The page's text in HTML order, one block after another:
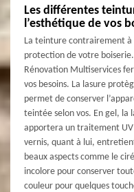
Les différentes
l’esthétique de vos
La teinture contrairement à
protection de votre
Rénovation Multiservices
vos besoins. La lasure
permet de conserver
teintée selon vos. En gel, la
apportera un traitement
vernis, quant à lui,
beaux aspects comme le
incolore pour conserver
couleur pour quelques